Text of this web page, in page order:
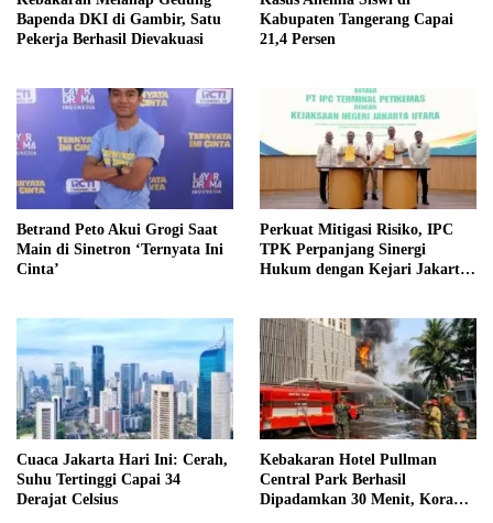
Bapenda DKI di Gambir, Satu
Pekerja Berhasil Dievakuasi
Kabupaten Tangerang Capai
21,4 Persen
Betrand Peto Akui Grogi Saat
Main di Sinetron ‘Ternyata Ini
Cinta’
Perkuat Mitigasi Risiko, IPC
TPK Perpanjang Sinergi
Hukum dengan Kejari Jakarta
Cuaca Jakarta Hari Ini: Cerah,
Suhu Tertinggi Capai 34
Derajat Celsius
Kebakaran Hotel Pullman
Central Park Berhasil
Dipadamkan 30 Menit, Koramil